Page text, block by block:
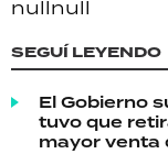
nullnull
SEGUÍ LEYENDO
El Gobierno
tuvo que
mayor venta